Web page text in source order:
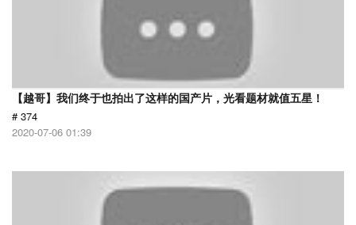
【越哥】我们终于也拍出了这样的国产片，光看题材就值五星！
# 374
2020-07-06 01:39